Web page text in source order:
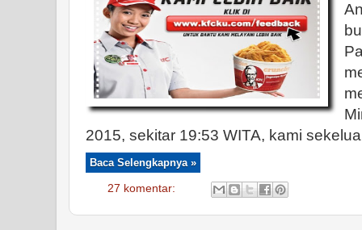
2015, sekitar 19:53 WITA, kami
Baca Selengkapnya »
27 komentar: